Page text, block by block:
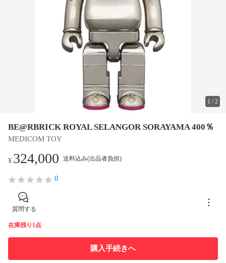
1 /2
BE@RBRICK ROYAL SELANGOR SORAYAMA 400％
MEDICOM TOY
¥324,000 送料込み(出品者負担)
0
質問する
在庫残り1点
購入手続きへ